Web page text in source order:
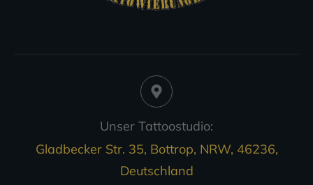
Unser Tattoostudio:
Gladbecker Str. 35, Bottrop, NRW, 46236,
Deutschland